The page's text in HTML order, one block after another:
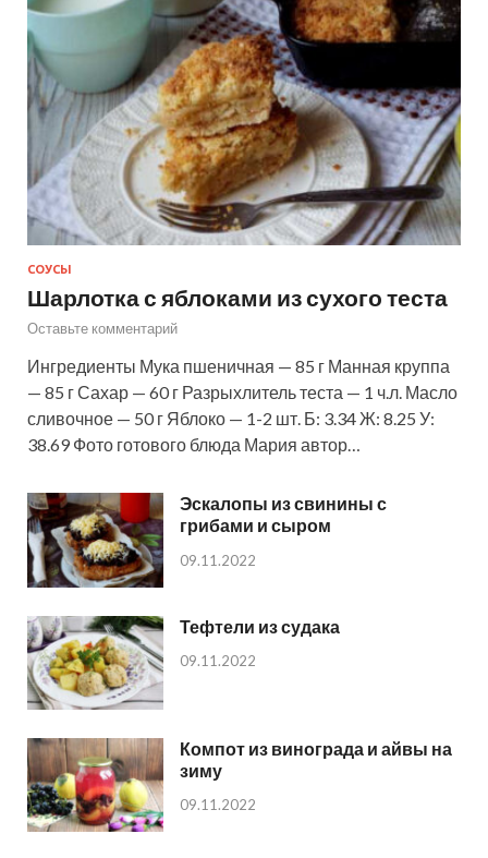
СОУСЫ
Шарлотка с яблоками из сухого теста
Оставьте комментарий
Ингредиенты Мука пшеничная — 85 г Манная круппа
— 85 г Сахар — 60 г Разрыхлитель теста — 1 ч.л. Масло
сливочное — 50 г Яблоко — 1-2 шт. Б: 3.34 Ж: 8.25 У:
38.69 Фото готового блюда Мария автор…
Эскалопы из свинины с
грибами и сыром
09.11.2022
Тефтели из судака
09.11.2022
Компот из винограда и айвы на
зиму
09.11.2022